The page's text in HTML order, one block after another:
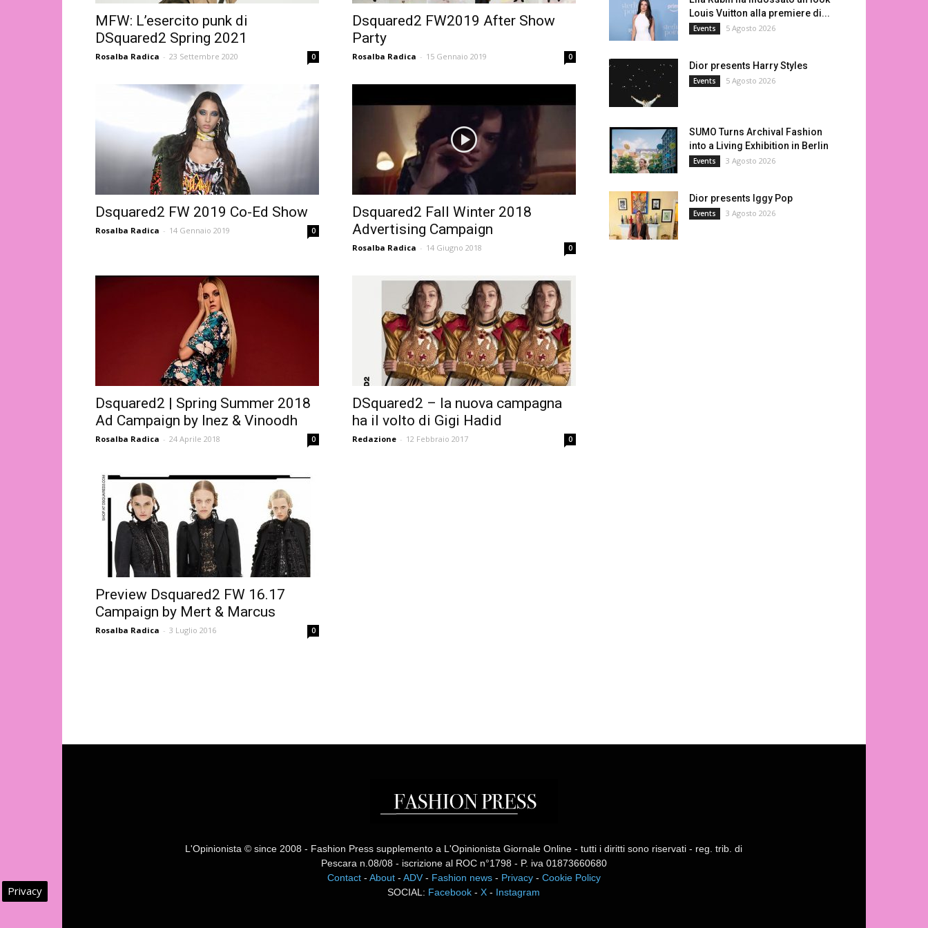
MFW: L’esercito punk di
DSquared2 Spring 2021
Rosalba Radica - 23 Settembre 2020 0
Dsquared2 FW2019 After Show
Party
Rosalba Radica - 15 Gennaio 2019 0
Dsquared2 FW 2019 Co-Ed Show
Rosalba Radica - 14 Gennaio 2019 0
Dsquared2 Fall Winter 2018
Advertising Campaign
Rosalba Radica - 14 Giugno 2018 0
Dsquared2 | Spring Summer 2018
Ad Campaign by Inez & Vinoodh
Rosalba Radica - 24 Aprile 2018 0
DSquared2 – la nuova campagna
ha il volto di Gigi Hadid
Redazione - 12 Febbraio 2017 0
Preview Dsquared2 FW 16.17
Campaign by Mert & Marcus
Rosalba Radica - 3 Luglio 2016 0
Louis Vuitton alla premiere di...
Events 5 Agosto 2026
Dior presents Harry Styles
Events 5 Agosto 2026
SUMO Turns Archival Fashion
into a Living Exhibition in Berlin
Events 3 Agosto 2026
Dior presents Iggy Pop
Events 3 Agosto 2026
L'Opinionista © since 2008 - Fashion Press supplemento a L'Opinionista Giornale Online - tutti i diritti sono riservati - reg. trib. di
Pescara n.08/08 - iscrizione al ROC n°1798 - P. iva 01873660680
Contact- About- ADV- Fashion news- Privacy- Cookie Policy
SOCIAL: Facebook -X - Instagram
Privacy